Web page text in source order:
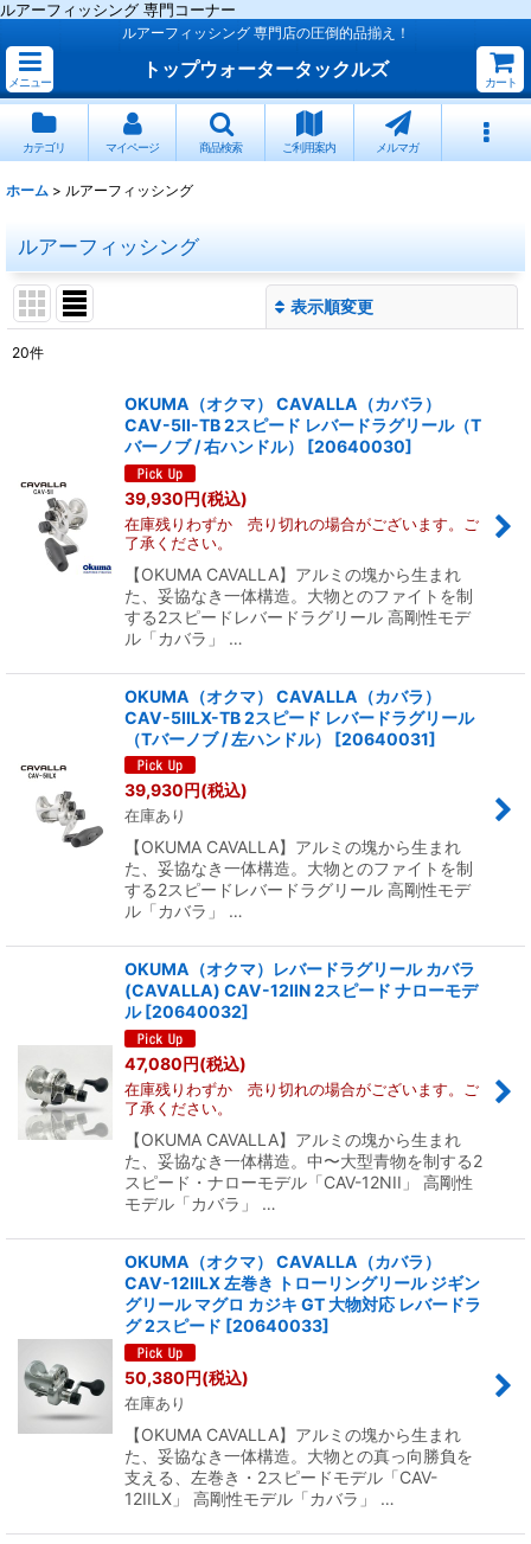
ルアーフィッシング 専門コーナー
ルアーフィッシング 専門店の圧倒的品揃え！
メニュー
トップウォータータックルズ
カート
カテゴリ マイページ 商品検索 ご利用案内 メルマガ
ホーム > ルアーフィッシング
ルアーフィッシング
表示順変更
並び順:
絞り込む
20件
OKUMA（オクマ） CAVALLA（カバラ）
CAV-5II-TB 2スピード レバードラグリール（T
バーノブ / 右ハンドル）
[20640030]
39,930円(税込)
在庫残りわずか 売り切れの場合がございます。ご
了承ください。
【OKUMA CAVALLA】アルミの塊から生まれ
た、妥協なき一体構造。大物とのファイトを制
する2スピードレバードラグリール 高剛性モデ
ル「カバラ」 …
OKUMA（オクマ） CAVALLA（カバラ）
CAV-5IILX-TB 2スピード レバードラグリール
（Tバーノブ / 左ハンドル）
[20640031]
39,930円(税込)
在庫あり
【OKUMA CAVALLA】アルミの塊から生まれ
た、妥協なき一体構造。大物とのファイトを制
する2スピードレバードラグリール 高剛性モデ
ル「カバラ」 …
OKUMA（オクマ）レバードラグリール カバラ
(CAVALLA) CAV-12IIN 2スピード ナローモデ
ル [20640032]
47,080円(税込)
在庫残りわずか 売り切れの場合がございます。ご
了承ください。
【OKUMA CAVALLA】アルミの塊から生まれ
た、妥協なき一体構造。中〜大型青物を制する2
スピード・ナローモデル「CAV-12NII」 高剛性
モデル「カバラ」 …
OKUMA（オクマ） CAVALLA（カバラ）
CAV-12IILX 左巻き トローリングリール ジギン
グリール マグロ カジキ GT 大物対応 レバードラ
グ 2スピード [20640033]
50,380円(税込)
在庫あり
【OKUMA CAVALLA】アルミの塊から生まれ
た、妥協なき一体構造。大物との真っ向勝負を
支える、左巻き・2スピードモデル「CAV-
12IILX」 高剛性モデル「カバラ」 …